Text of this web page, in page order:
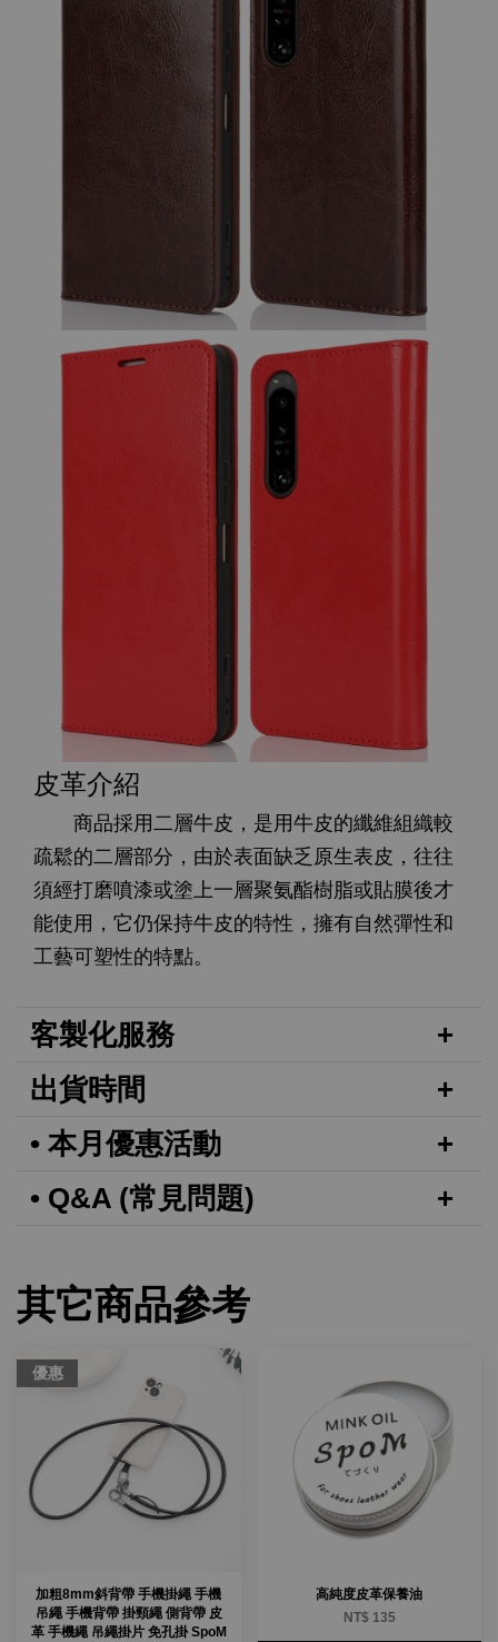
皮革介紹
商品採用二層牛皮，是用牛皮的纖維組織較
疏鬆的二層部分，由於表面缺乏原生表皮，往往
須經打磨噴漆或塗上一層聚氨酯樹脂或貼膜後才
能使用，它仍保持牛皮的特性，擁有自然彈性和
工藝可塑性的特點。
客製化服務
出貨時間
• 本月優惠活動
• Q&A (常見問題)
其它商品參考
優惠
加粗8mm斜背帶 手機掛繩 手機
吊繩 手機背帶 掛頸繩 側背帶 皮
革 手機繩 吊繩掛片 免孔掛 SpoM
高純度皮革保養油
NT$ 135